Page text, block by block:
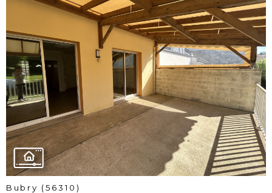
voir le
bien
Bubry (56310)